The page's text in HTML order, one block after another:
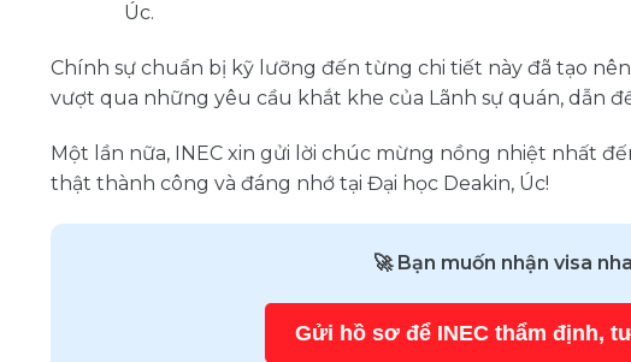
Úc.
Chính sự chuẩn bị kỹ lưỡng đến từng chi tiết này đã tạo
vượt qua những yêu cầu khắt khe của Lãnh sự quán, dẫn
Một lần nữa, INEC xin gửi lời chúc mừng nồng nhiệt nhất
thật thành công và đáng nhớ tại Đại học Deakin, Úc!
🚀 Bạn muốn nhận visa
Gửi hồ sơ để INEC thẩm định,